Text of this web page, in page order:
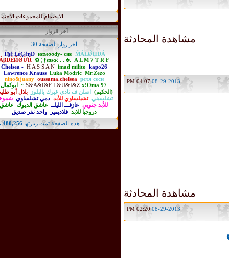
مشاهدة المحادثة
08-29-2013
04:07 PM
مشاهدة المحادثة
08-29-2013
02:20 PM
الانضمام للمجموعات الاجتماعية
آخر الزوار
اخر زوار الصفحة 30:
Ťђέ ŁέĢέŋĐ нαмσσdy- cнє ḾẮŁǾЏĐẮ
ẪβĐẼЙǾỮŘ ✿ ¦ ƒαιѕαℓ . . ♣. A L M 7 T R F
Chelsea - H A S S A N imad milito kapo26
Lawrence Krauss Luka Modric Mr.Zezo
nino&juany oussama.chelsea pєτя сєсн
S&A&I&F L&U&I&Z x!Oma'97~
ابوكمال
(الحكيم) اصلن ف نادي غيرك يالبلوز بلال أبو طليب
تشلسيني تشيلساوي للأبد دمي تشلساوي شموخي
للأبد جنوبي عازفـــ الليلــ عاشق الديوك عاشق
دروجبا للابد
فلاديمير واحد نفر صديق
هذه الصفحة تمت زيارتها480,256مرة